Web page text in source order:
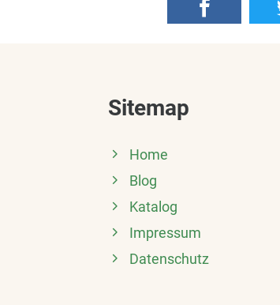
Sitemap
Home
Blog
Katalog
Impressum
Datenschutz